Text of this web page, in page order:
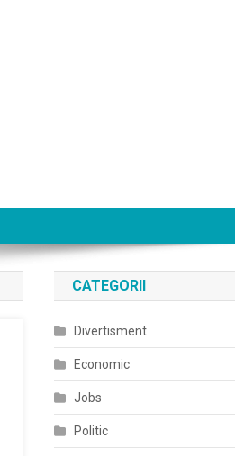
CATEGORII
Divertisment
Economic
Jobs
Politic